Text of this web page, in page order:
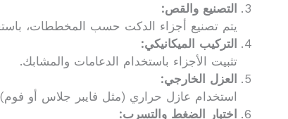
التصنيع والقص:
يتم تصنيع أجزاء الدكت حسب المخططات،
التركيب الميكانيكي:
تثبيت الأجزاء باستخدام الدعامات والمشابك.
العزل الخارجي:
استخدام عازل حراري (مثل فايبر جلاس أو فوم)
اختبار الضغط والتسرب: